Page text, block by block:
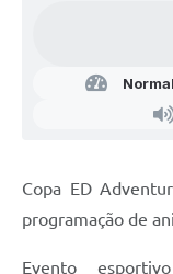
Copa ED
programação de
Evento